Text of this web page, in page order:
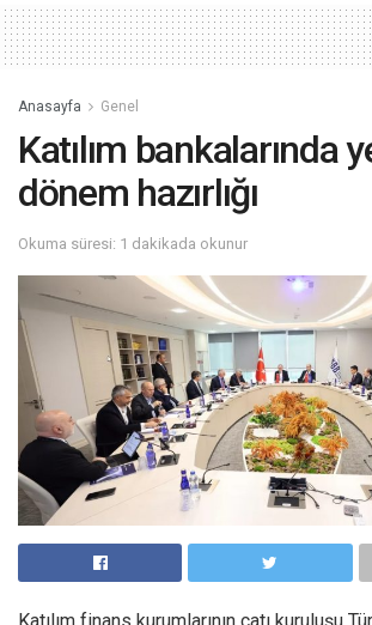
Anasayfa Genel
Katılım bankalarında
dönem hazırlığı
Okuma süresi: 1 dakikada okunur